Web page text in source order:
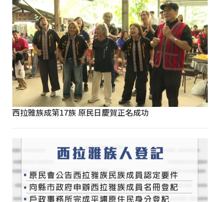
西拉雅族成第17族 原民日慶賀正名成功